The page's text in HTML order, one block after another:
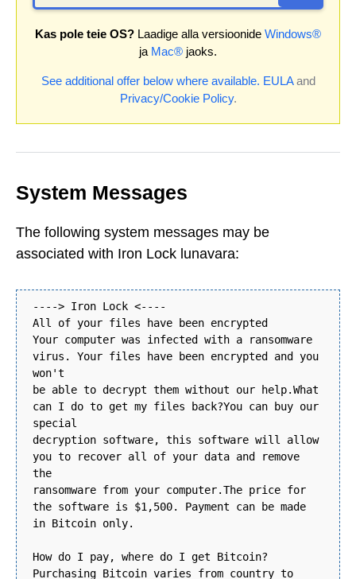
Kas pole teie OS? Laadige alla versioonide Windows®
ja Mac® jaoks.
See additional offer below where available. EULAand
Privacy/Cookie Policy.
System Messages
The following system messages may be
associated with Iron Lock lunavara:
----> Iron Lock <----
All of your files have been encrypted
Your computer was infected with a ransomware
virus. Your files have been encrypted and you
won't
be able to decrypt them without our help.What
can I do to get my files back?You can buy our
special
decryption software, this software will allow
you to recover all of your data and remove
the
ransomware from your computer.The price for
the software is $1,500. Payment can be made
in Bitcoin only.
How do I pay, where do I get Bitcoin?
Purchasing Bitcoin varies from country to